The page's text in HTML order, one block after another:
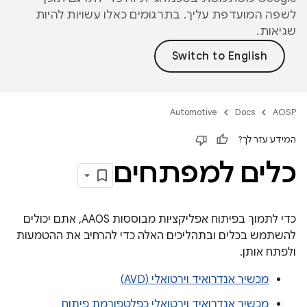
לשפה המועדפת עליך. בתרגומים כאלו עשויות להיות
שגיאות.
AOSP
Docs
Automotive
המידע עזר לך?
כלים למפתחים
כדי לתמוך בפיתוח אפליקציות מבוססות AAOS, אתם יכולים
להשתמש בכלים ובתהליכים האלה כדי להרחיב את ההטמעות
ולפתח אותן.
מכשיר אנדרואיד וירטואלי (AVD)
מכשיר אנדרואיד וירטואלי כפלטפורמת פיתוח